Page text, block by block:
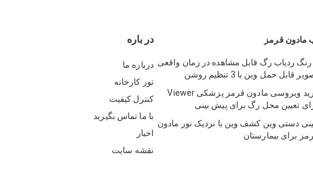
در باره
درباره ما
تور کارخانه
کنترل کیفیت
با ما تماس بگیرید
اخبار
نقشه سایت
مادون قرمز
2 رنگ ردیاب رگ قابل مشاهده در زمان واقعی
قابل حمل وین با 3 تنظیم روشن
ورید ویروسی مادون قرمز پزشکی Viewer
تعیین محل رگ برای پیش بینی
دستی وین کشف وین با نزدیک نور مادون
برای بیمارستان